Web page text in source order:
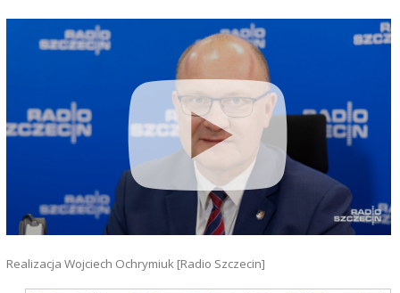
Realizacja Wojciech Ochrymiuk [Radio Szczecin]